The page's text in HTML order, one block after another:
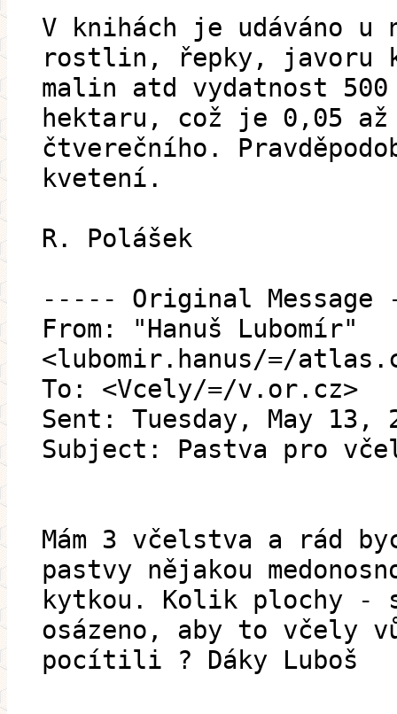
V knihách je udáváno u
rostlin, řepky, javoru
malin atd vydatnost
hektaru, což je 0,05
čtverečního.
kvetení.
R. Polášek
----- Original
From: "Hanuš Lubomír"
<lubomir.hanus/=/
To: <Vcely/=/v.or.cz>
Sent: Tuesday, May 13,
Subject: Pastva pro
Mám 3 včelstva a rád
pastvy nějakou
kytkou. Kolik plochy -
osázeno, aby to včely
pocítili ? Dáky Luboš